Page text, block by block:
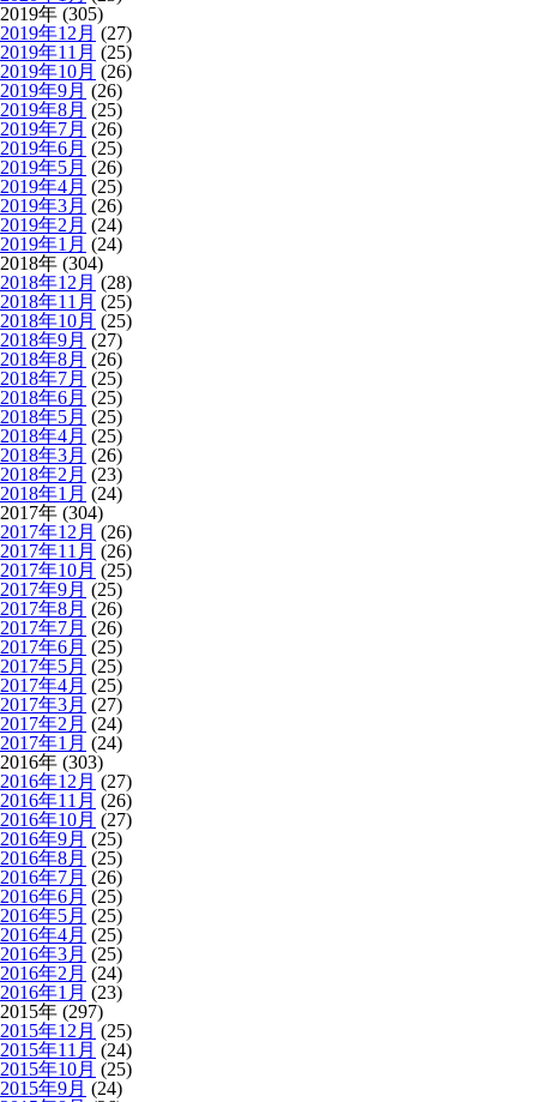
2019年 (305)
2019年12月 (27)
2019年11月 (25)
2019年10月 (26)
2019年9月 (26)
2019年8月 (25)
2019年7月 (26)
2019年6月 (25)
2019年5月 (26)
2019年4月 (25)
2019年3月 (26)
2019年2月 (24)
2019年1月 (24)
2018年 (304)
2018年12月 (28)
2018年11月 (25)
2018年10月 (25)
2018年9月 (27)
2018年8月 (26)
2018年7月 (25)
2018年6月 (25)
2018年5月 (25)
2018年4月 (25)
2018年3月 (26)
2018年2月 (23)
2018年1月 (24)
2017年 (304)
2017年12月 (26)
2017年11月 (26)
2017年10月 (25)
2017年9月 (25)
2017年8月 (26)
2017年7月 (26)
2017年6月 (25)
2017年5月 (25)
2017年4月 (25)
2017年3月 (27)
2017年2月 (24)
2017年1月 (24)
2016年 (303)
2016年12月 (27)
2016年11月 (26)
2016年10月 (27)
2016年9月 (25)
2016年8月 (25)
2016年7月 (26)
2016年6月 (25)
2016年5月 (25)
2016年4月 (25)
2016年3月 (25)
2016年2月 (24)
2016年1月 (23)
2015年 (297)
2015年12月 (25)
2015年11月 (24)
2015年10月 (25)
2015年9月 (24)